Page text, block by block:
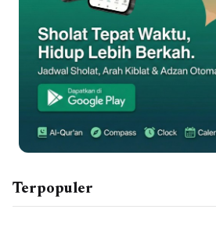
Terpopuler